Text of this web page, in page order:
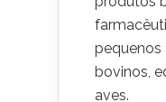
pequenos
bovinos,
aves.